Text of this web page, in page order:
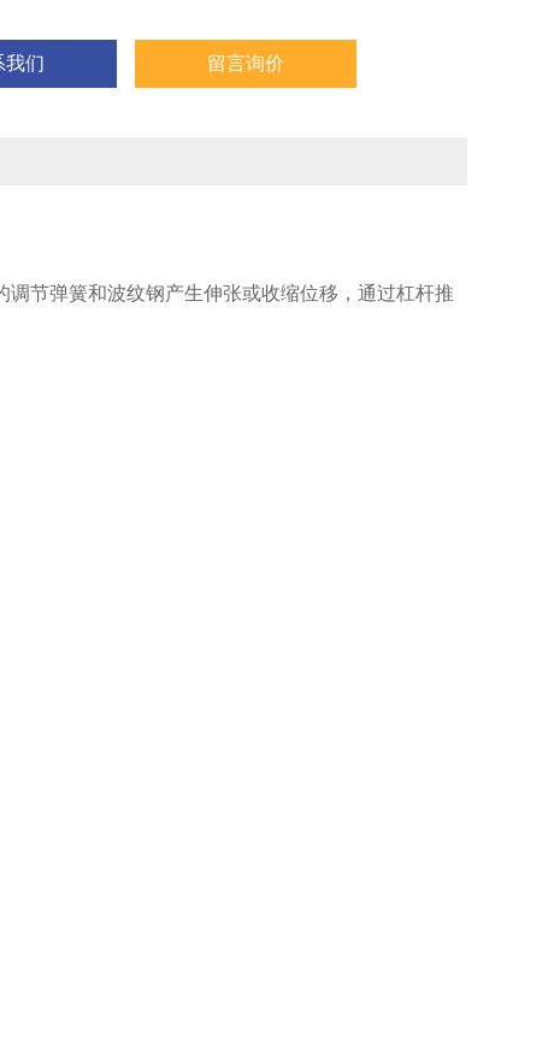
我们 留言询价
节弹簧和波纹钢产生伸张或收缩位移，通过杠杆推